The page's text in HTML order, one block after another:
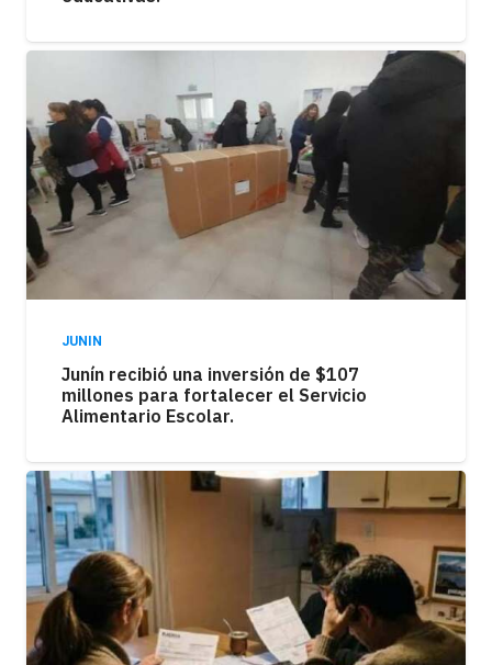
JUNIN
Junín recibió una inversión de $107
millones para fortalecer el Servicio
Alimentario Escolar.